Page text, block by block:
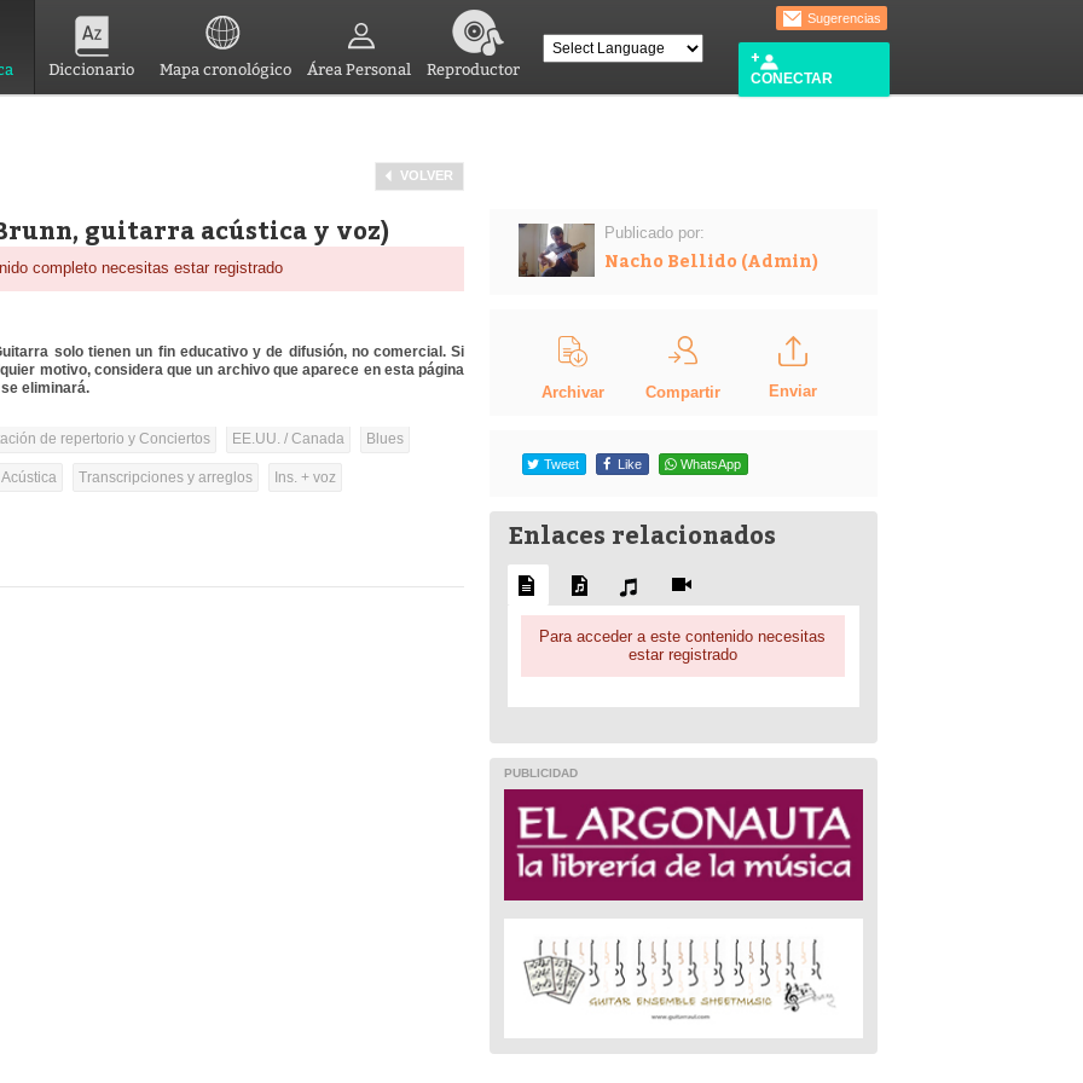
Diccionario Mapa cronológico Área Personal Reproductor
Sugerencias
CONECTAR
VOLVER
guitarra acústica y voz)
completo necesitas estar registrado
solo tienen un fin educativo y de difusión, no comercial. Si
motivo, considera que un archivo que aparece en esta página
eliminará.
de repertorio y Conciertos EE.UU. / Canada Blues
Transcripciones y arreglos Ins. + voz
Publicado por:
Nacho Bellido (Admin)
Archivar Compartir Enviar
Tweet Like WhatsApp
Enlaces relacionados
Para acceder a este contenido necesitas
estar registrado
PUBLICIDAD